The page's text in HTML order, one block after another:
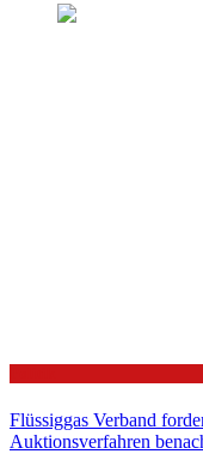
Flüssiggas Verband
Auktionsverfahren